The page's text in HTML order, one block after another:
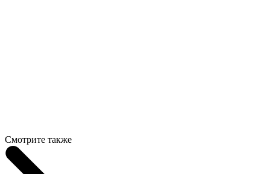
Смотрите также